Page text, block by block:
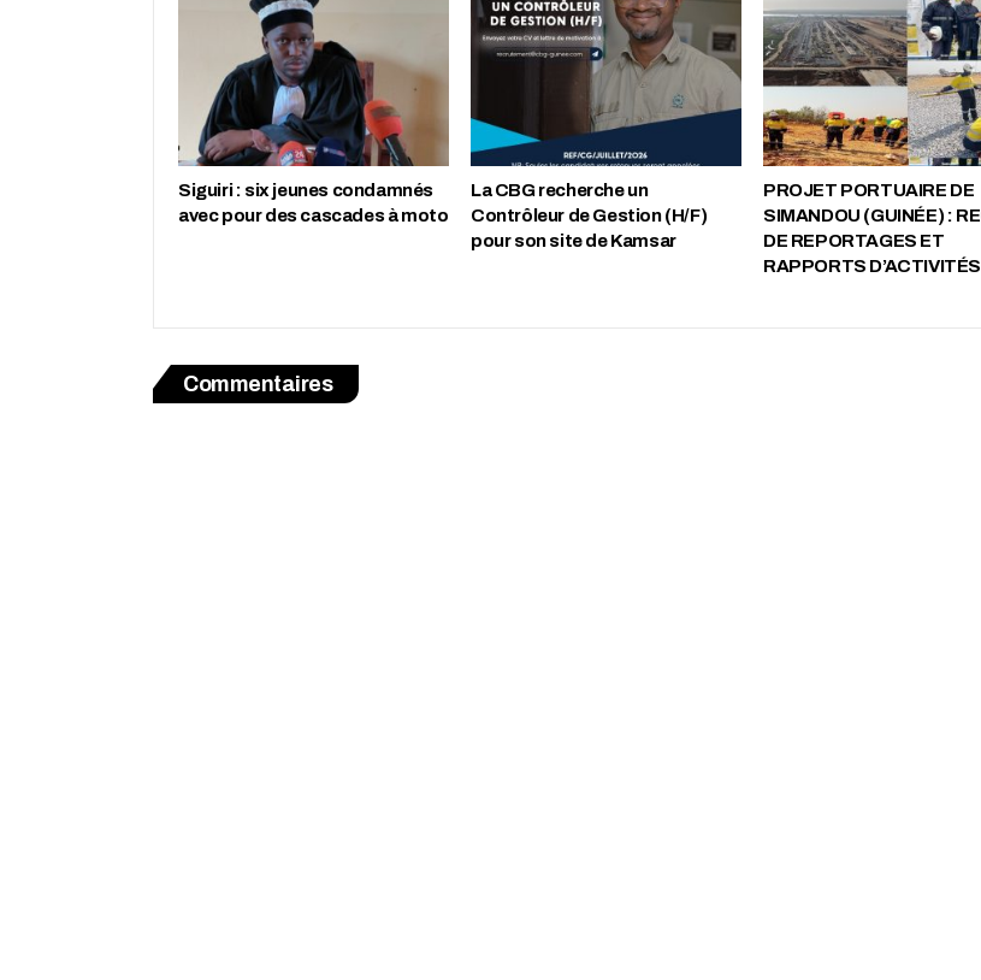
‎Siguiri : six jeunes condamnés
avec pour des cascades à moto
La CBG recherche un
Contrôleur de Gestion (H/F)
pour son site de Kamsar
PROJET PORTUAIRE DE
SIMANDOU (GUINÉE) :
DE REPORTAGES ET
RAPPORTS
Commentaires